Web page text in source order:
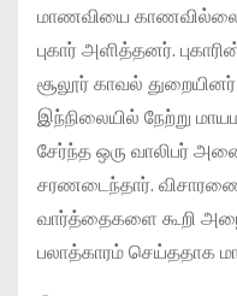
மாணவியை காணவில்லை
புகார் அளித்தனர்.
சூலூர் காவல்
இந்நிலையில் நேற்று
சேர்ந்த ஒரு வாலிபர்
சரணடைந்தார்.
வார்த்தைகளை கூறி
பலாத்காரம் செய்ததாக